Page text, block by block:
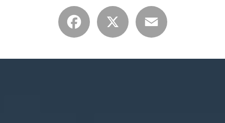
Facebook